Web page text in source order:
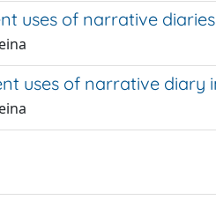
uses of narrative
uses of narrative diary